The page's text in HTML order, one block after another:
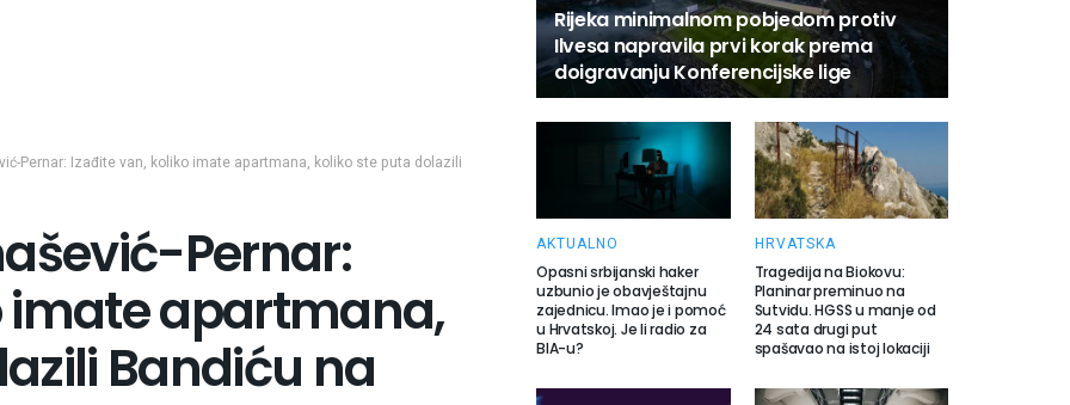
Pernar: Izađite van, koliko imate apartmana, koliko ste puta dolazili
Pernar:
imate apartmana,
Bandiću na
Rijeka minimalnom pobjedom protiv
Ilvesa napravila prvi korak prema
doigravanju Konferencijske lige
AKTUALNO
Opasni srbijanski haker
uzbunio je obavještajnu
zajednicu. Imao je i pomoć
u Hrvatskoj. Je li radio za
BIA-u?
HRVATSKA
Tragedija na Biokovu:
Planinar preminuo na
Sutvidu. HGSS u manje od
24 sata drugi put
spašavao na istoj lokaciji